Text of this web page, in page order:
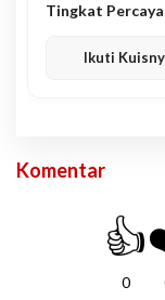
Tingkat Percaya
Ikuti
Komentar
👍
0